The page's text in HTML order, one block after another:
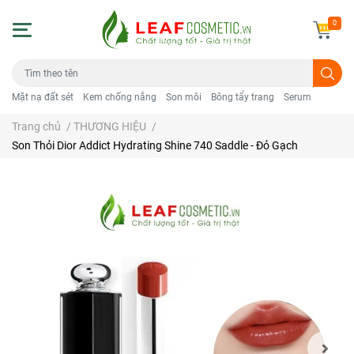
Mặt nạ đất sét Kem chống nắng Son môi Bông tẩy trang Serum
0
Trang chủ / THƯƠNG HIỆU /
Son Thỏi Dior Addict Hydrating Shine 740 Saddle - Đỏ Gạch